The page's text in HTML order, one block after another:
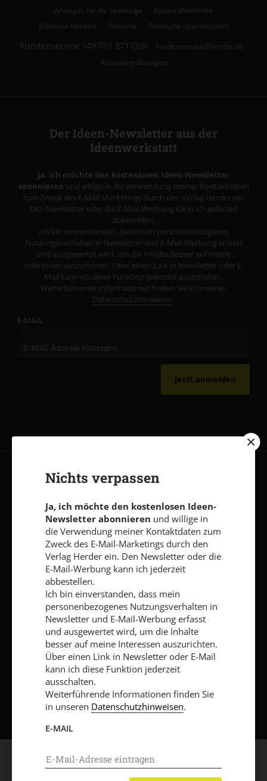
Anzeiger für die Seelsorge
Forum Weltkirche
Biblische Notizen
Diakonia Römische Quartalschrift
Kundenservice +49 761 2717200
kundenservice@herder.de
Abo online kündigen
Der Ideen-Newsletter aus der
Ideenwerkstatt
Ja, ich möchte den kostenlosen Ideen-Newsletter
abonnieren und willige in die Verwendung meiner Kontaktdaten
zum Zweck des E-Mail-Marketings durch den Verlag Herder ein.
Den Newsletter oder die E-Mail-Werbung kann ich jederzeit
abbestellen.
Ich bin einverstanden, dass mein personenbezogenes
Nutzungsverhalten in Newsletter und E-Mail-Werbung erfasst
und ausgewertet wird, um die Inhalte besser auf meine
Interessen auszurichten. Über einen Link in Newsletter oder E-
Mail kann ich diese Funktion jederzeit ausschalten.
Weiterführende Informationen finden Sie in unseren
Datenschutzhinweisen
E-MAIL
Jetzt anmelden
AGB und Widerrufsbelehrung Datenschutz
Vertrag widerrufen Abo online kündigen
Nach oben
Nichts verpassen
Ja, ich möchte den kostenlosen Ideen-
Newsletter abonnieren und willige in
die Verwendung meiner Kontaktdaten zum
Zweck des E-Mail-Marketings durch den
Verlag Herder ein. Den Newsletter oder die
E-Mail-Werbung kann ich jederzeit
abbestellen.
Ich bin einverstanden, dass mein
personenbezogenes Nutzungsverhalten in
Newsletter und E-Mail-Werbung erfasst
und ausgewertet wird, um die Inhalte
besser auf meine Interessen auszurichten.
Über einen Link in Newsletter oder E-Mail
kann ich diese Funktion jederzeit
ausschalten.
Weiterführende Informationen finden Sie
in unseren Datenschutzhinweisen.
E-MAIL